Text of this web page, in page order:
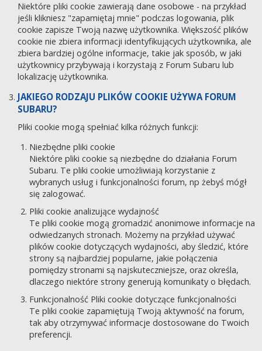
Niektóre pliki cookie zawierają dane osobowe - na przykład
jeśli klikniesz "zapamiętaj mnie" podczas logowania, plik
cookie zapisze Twoją nazwę użytkownika. Większość plików
cookie nie zbiera informacji identyfikujących użytkownika, ale
zbiera bardziej ogólne informacje, takie jak sposób, w jaki
użytkownicy przybywają i korzystają z Forum Subaru lub
lokalizację użytkownika.
JAKIEGO RODZAJU PLIKÓW COOKIE UŻYWA FORUM
SUBARU?
Pliki cookie mogą spełniać kilka różnych funkcji:
Niezbędne pliki cookie
Niektóre pliki cookie są niezbędne do działania Forum
Subaru. Te pliki cookie umożliwiają korzystanie z
wybranych usług i funkcjonalności forum, np żebyś mógł
się zalogować.
Pliki cookie analizujące wydajność
Te pliki cookie mogą gromadzić anonimowe informacje na
odwiedzanych stronach. Możemy na przykład używać
plików cookie dotyczących wydajności, aby śledzić, które
strony są najbardziej popularne, jakie połączenia
pomiędzy stronami są najskuteczniejsze, oraz określa,
dlaczego niektóre strony generują komunikaty o błędach.
Funkcjonalność Pliki cookie dotyczące funkcjonalności
Te pliki cookie zapamiętują Twoją aktywność na forum,
tak aby otrzymywać informacje dostosowane do Twoich
preferencji.